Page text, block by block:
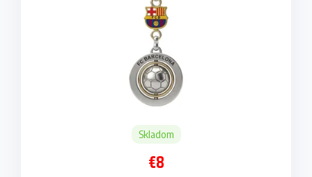
Skladom
€8